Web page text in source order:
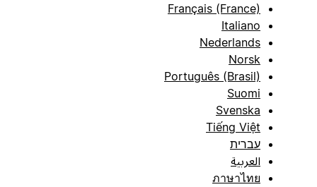
Français (France)
Italiano
Nederlands
Norsk
Português (Brasil)
Suomi
Svenska
Tiếng Việt
עברית
العربية
ภาษาไทย